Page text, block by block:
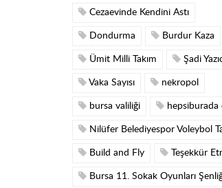
Cezaevinde Kendini Astı
Dondurma Burdur Kaza
Ümit Milli Takım Şadi
Vaka Sayısı nekropol
bursa valiliği hepsiburada
Nilüfer Belediyespor Voleybol
Build and Fly Teşekkür
Bursa 11. Sokak Oyunları